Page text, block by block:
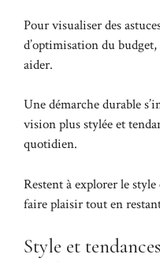
Pour visualiser des
d’optimisation du
aider.
Une démarche durable
vision plus stylée et
quotidien.
Restent à explorer le
faire plaisir tout en
Style et